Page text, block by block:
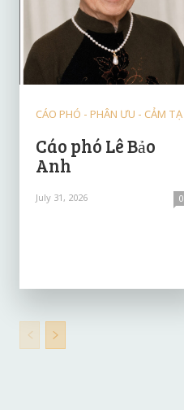
CÁO PHÓ - PHÂN ƯU - CẢM TẠ
Cáo phó Lê Bảo
Anh
July 31, 2026 0